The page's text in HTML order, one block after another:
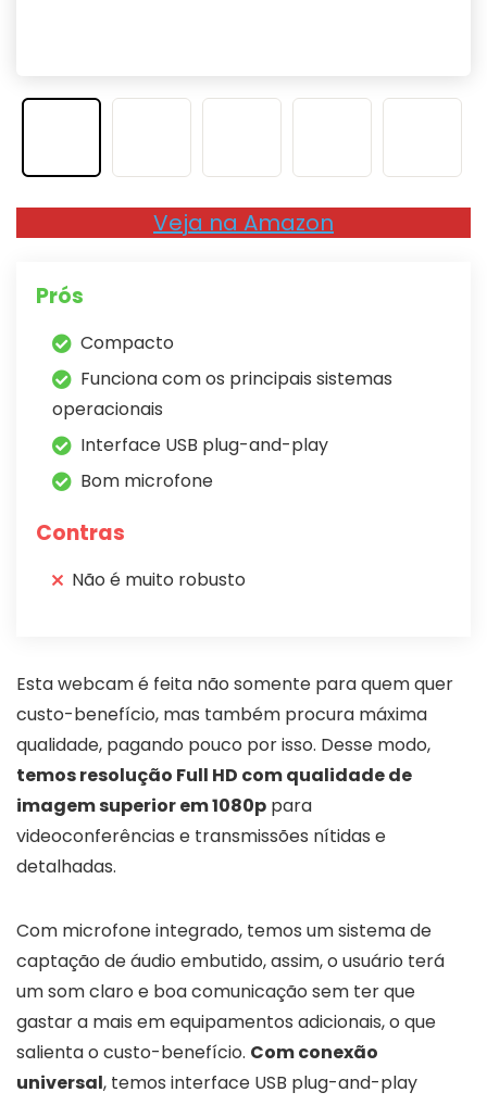
Veja na Amazon
Prós
Compacto
Funciona com os principais sistemas
operacionais
Interface USB plug-and-play
Bom microfone
Contras
Não é muito robusto
Esta webcam é feita não somente para quem quer
custo-benefício, mas também procura máxima
qualidade, pagando pouco por isso. Desse modo,
temos resolução Full HD com qualidade de
imagem superior em 1080p para
videoconferências e transmissões nítidas e
detalhadas.
Com microfone integrado, temos um sistema de
captação de áudio embutido, assim, o usuário terá
um som claro e boa comunicação sem ter que
gastar a mais em equipamentos adicionais, o que
salienta o custo-benefício. Com conexão
universal, temos interface USB plug-and-play